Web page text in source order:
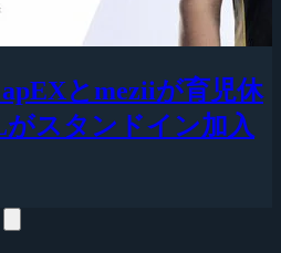
apEXとmeziiが育児休
スタンドイン加入